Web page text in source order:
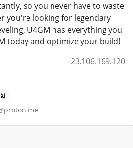
so you never have to waste
you're looking for legendary
U4GM has everything you
today and optimize your build!
23.106.169.120